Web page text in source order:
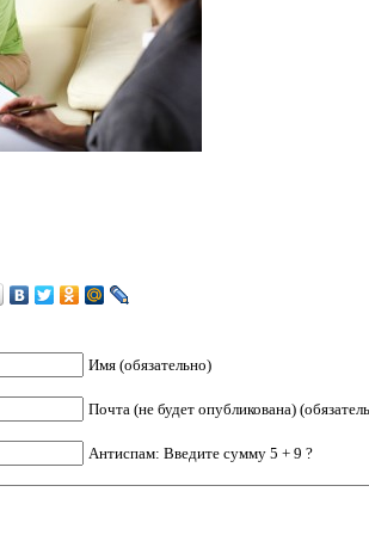
Имя (обязательно)
Почта (не будет опубликована)
Антиспам: Введите сумму 5 + 9 ?